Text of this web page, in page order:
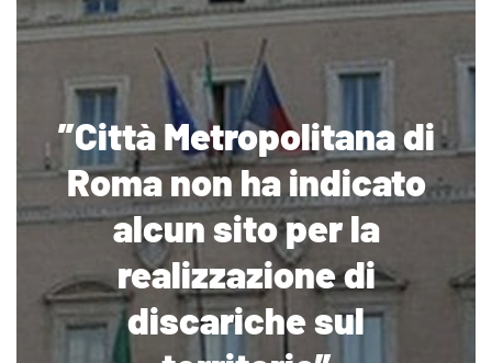
”Città Metropolitana di
Roma non ha indicato
alcun sito per la
realizzazione di
discariche sul